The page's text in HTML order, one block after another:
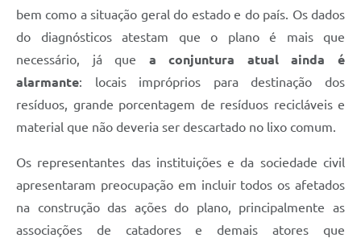
bem como a situação geral do estado e do país. Os dados
do diagnósticos atestam que o plano é mais que
necessário, já que a conjuntura atual ainda é
alarmante: locais impróprios para destinação dos
resíduos, grande porcentagem de resíduos recicláveis e
material que não deveria ser descartado no lixo comum.
Os representantes das instituições e da sociedade civil
apresentaram preocupação em incluir todos os afetados
na construção das ações do plano, principalmente as
associações de catadores e demais atores que